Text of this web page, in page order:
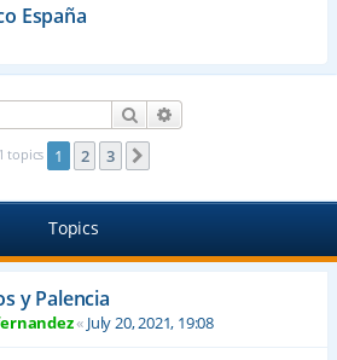
España
Search
topics 1 2 3
Topics
y Palencia
« July 20, 2021, 19:08